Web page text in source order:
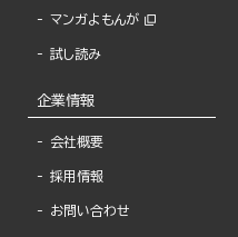
マンガよもんが
試し読み
企業情報
会社概要
採用情報
お問い合わせ